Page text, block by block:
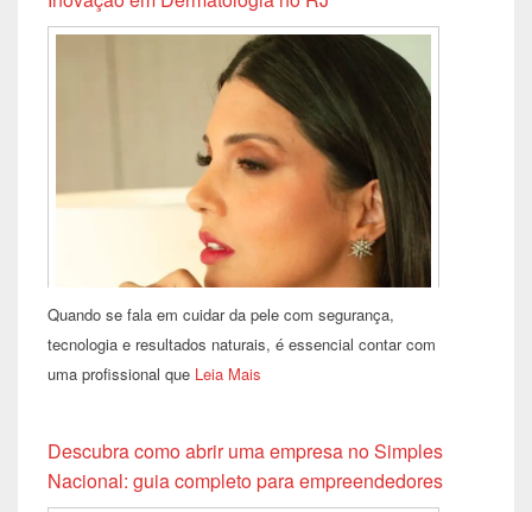
Quando se fala em cuidar da pele com segurança,
tecnologia e resultados naturais, é essencial contar com
uma profissional que Leia Mais
Descubra como abrir uma empresa no Simples
Nacional: guia completo para empreendedores